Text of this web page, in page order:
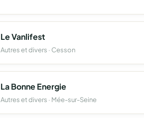
Le Vanlifest
Autres et divers · Cesson
La Bonne Energie
Autres et divers · Mée-sur-Seine